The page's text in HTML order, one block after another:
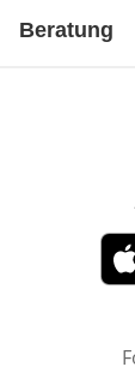
Beratung